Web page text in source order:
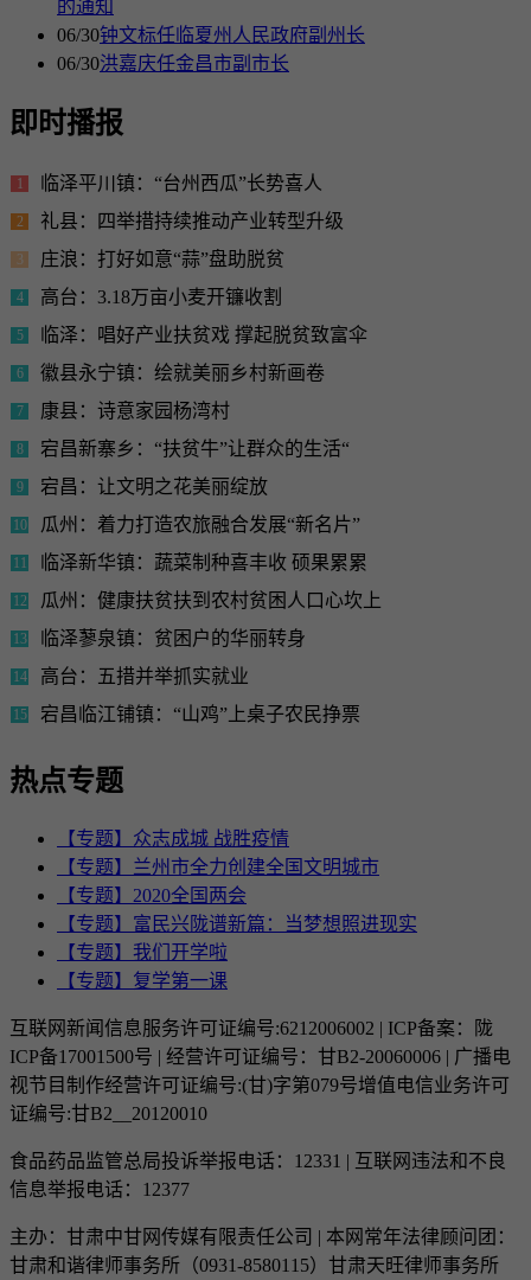
的通知
06/30钟文标任临夏州人民政府副州长
06/30洪嘉庆任金昌市副市长
即时播报
1 临泽平川镇：“台州西瓜”长势喜人
2 礼县：四举措持续推动产业转型升级
3 庄浪：打好如意“蒜”盘助脱贫
4 高台：3.18万亩小麦开镰收割
5 临泽：唱好产业扶贫戏 撑起脱贫致富伞
6 徽县永宁镇：绘就美丽乡村新画卷
7 康县：诗意家园杨湾村
8 宕昌新寨乡：“扶贫牛”让群众的生活“
9 宕昌：让文明之花美丽绽放
10 瓜州：着力打造农旅融合发展“新名片”
11 临泽新华镇：蔬菜制种喜丰收 硕果累累
12 瓜州：健康扶贫扶到农村贫困人口心坎上
13 临泽蓼泉镇：贫困户的华丽转身
14 高台：五措并举抓实就业
15 宕昌临江铺镇：“山鸡”上桌子农民挣票
热点专题
【专题】众志成城 战胜疫情
【专题】兰州市全力创建全国文明城市
【专题】2020全国两会
【专题】富民兴陇谱新篇：当梦想照进现实
【专题】我们开学啦
【专题】复学第一课
互联网新闻信息服务许可证编号:6212006002 | ICP备案：陇
ICP备17001500号 | 经营许可证编号：甘B2-20060006 | 广播电
视节目制作经营许可证编号:(甘)字第079号增值电信业务许可
证编号:甘B2__20120010
食品药品监管总局投诉举报电话：12331 | 互联网违法和不良
信息举报电话：12377
主办：甘肃中甘网传媒有限责任公司 | 本网常年法律顾问团：
甘肃和谐律师事务所（0931-8580115）甘肃天旺律师事务所